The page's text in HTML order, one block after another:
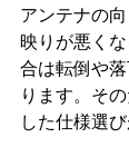
アンテナの
映りが悪く
合は転倒や
ります。そ
した仕様選び